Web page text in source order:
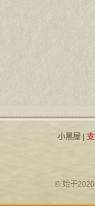
小黑屋 |
© 始于